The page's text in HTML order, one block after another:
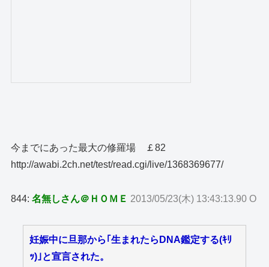
今までにあった最大の修羅場 ￡82
http://awabi.2ch.net/test/read.cgi/live/1368369677/
844:名無しさん＠ＨＯＭＥ 2013/05/23(木) 13:43:13.90 O
妊娠中に旦那から｢生まれたらDNA鑑定する(ｷﾘ
ｯ)｣と宣言された。